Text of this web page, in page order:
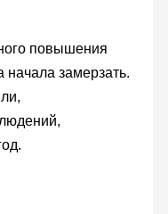
повышения
замерзать.